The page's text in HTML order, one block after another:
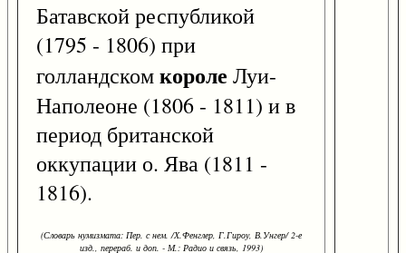
Батавской республикой
(1795 - 1806) при
голландскомкороле Луи-
Наполеоне (1806 - 1811) и в
период британской
оккупации о. Ява (1811 -
1816).
(Словарь нумизмата: Пер. с нем. /Х.Фенглер, Г.Гироу, В.Унгер/ 2-е
изд., перераб. и доп. - М.: Радио и связь, 1993)